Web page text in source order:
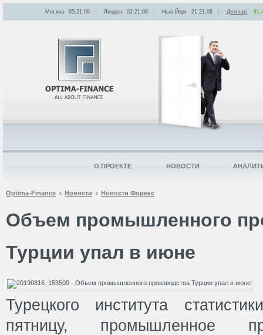
Optima-Finance Новости Новости Форекс
Объем промышленного
Турции упал в июне
Турецкого института
пятницу, промышленное
Москва 05:21:06 Лондон 02:21:06 Нью-Йорк 21:21:06 Доллар:
О ПРОЕКТЕ НОВОСТИ